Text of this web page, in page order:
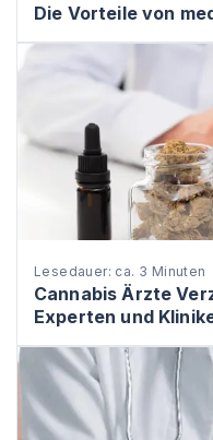
Die Vorteile von
Lesedauer: ca. 3 Minuten
Cannabis Ärzte
Experten und